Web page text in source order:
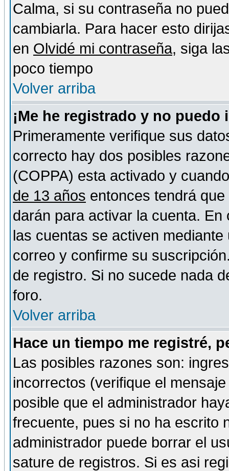
Calma, si su contraseña no
cambiarla. Para hacer esto
en Olvidé mi contraseña, siga
poco tiempo
Volver arriba
¡Me he registrado y no puedo
Primeramente verifique sus
correcto hay dos posibles
(COPPA) esta activado y
de 13 años entonces tendrá
darán para activar la cuenta.
las cuentas se activen
correo y confirme su
de registro. Si no sucede nada
foro.
Volver arriba
Hace un tiempo me registré,
Las posibles razones son:
incorrectos (verifique el
posible que el administrador
frecuente, pues si no ha escrito
administrador puede borrar el
sature de registros. Si es asi